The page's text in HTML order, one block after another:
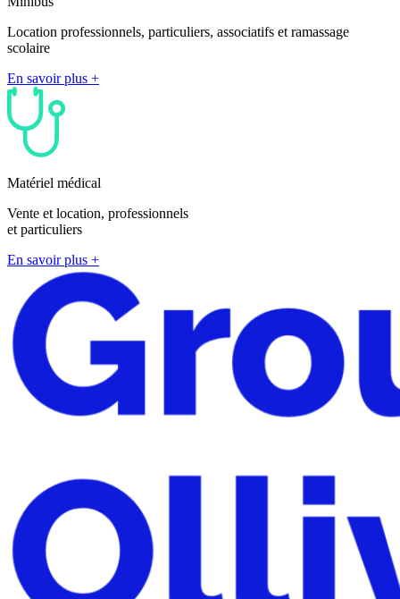
Location professionnels, particuliers, associatifs et ramassage
scolaire
En savoir plus +
Matériel médical
Vente et location, professionnels
et particuliers
En savoir plus +